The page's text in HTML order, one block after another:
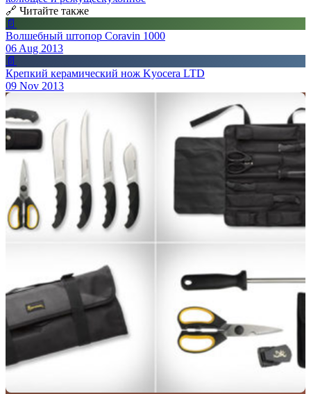
🔗 Читайте также
📄
Волшебный штопор Coravin 1000
06 Aug 2013
📄
Крепкий керамический нож Kyocera LTD
09 Nov 2013